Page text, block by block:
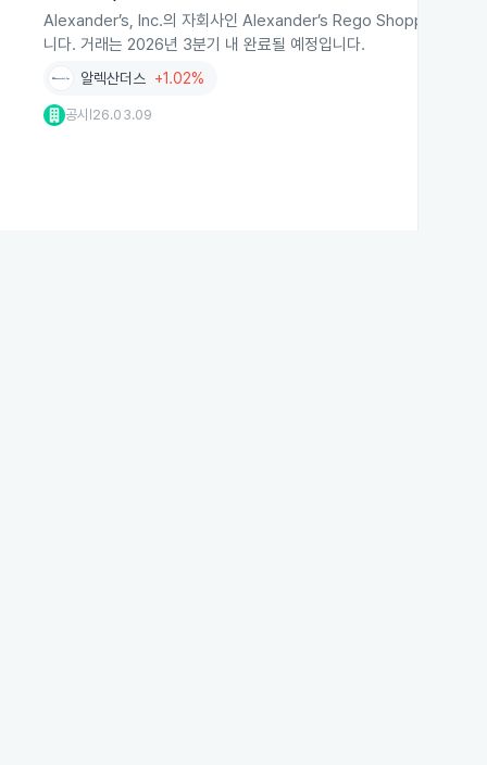
Alexander’s, Inc.의 자회사인 Alexander’s Rego Shopping
니다. 거래는 2026년 3분기 내 완료될 예정입니다.
알렉산더스 +1.02%
공시 26.03.09